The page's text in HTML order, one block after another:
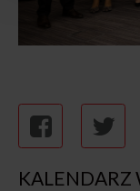
KALENDARZ